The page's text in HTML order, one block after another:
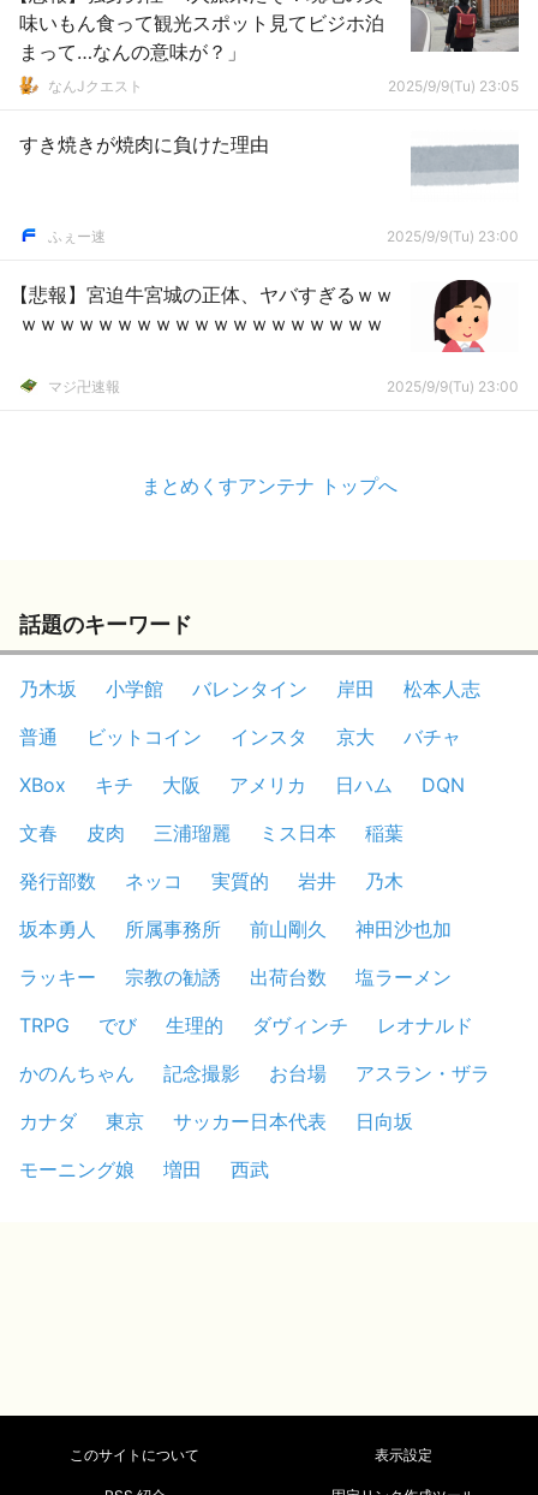
味いもん食って観光スポット見てビジホ泊
まって…なんの意味が？」
なんJクエスト 2025/9/9(Tu) 23:05
すき焼きが焼肉に負けた理由
ふぇー速 2025/9/9(Tu) 23:00
【悲報】宮迫牛宮城の正体、ヤバすぎるｗｗ
ｗｗｗｗｗｗｗｗｗｗｗｗｗｗｗｗｗｗｗ
マジ卍速報 2025/9/9(Tu) 23:00
まとめくすアンテナ トップへ
話題のキーワード
乃木坂 小学館 バレンタイン 岸田
松本人志
普通
ビットコイン インスタ 京大
バチャ
XBox
キチ 大阪 アメリカ 日ハム
DQN
文春
皮肉 三浦瑠麗 ミス日本
稲葉
発行部数
ネッコ 実質的 岩井
乃木
坂本勇人
所属事務所 前山剛久
神田沙也加
ラッキー
宗教の勧誘 出荷台数
塩ラーメン
TRPG
でび 生理的 ダヴィンチ
レオナルド
かのんちゃん
記念撮影 お台場
アスラン・ザラ
カナダ
東京 サッカー日本代表
日向坂
モーニング娘
増田 西武
このサイトについて 表示設定